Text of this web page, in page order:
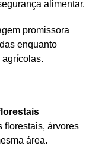
alimentar.
promissora
enquanto
florestais, árvores
área.